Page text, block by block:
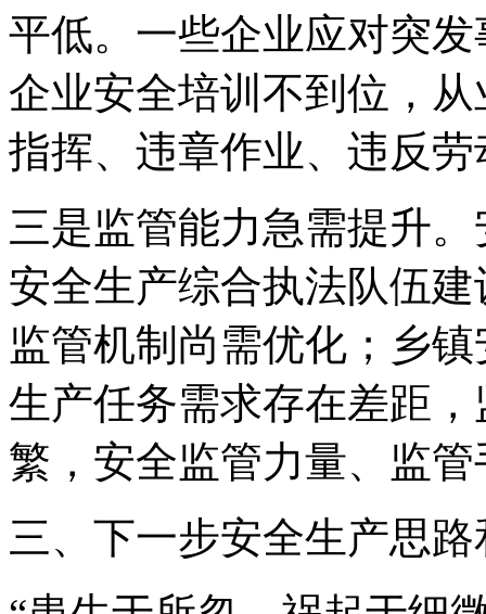
平低。一些企业应对突
企业安全培训不到位，
指挥、违章作业、违反
三是监管能力急需提升
安全生产综合执法队伍
监管机制尚需优化；乡
生产任务需求存在差距
繁，安全监管力量、监
三、下一步安全生产思